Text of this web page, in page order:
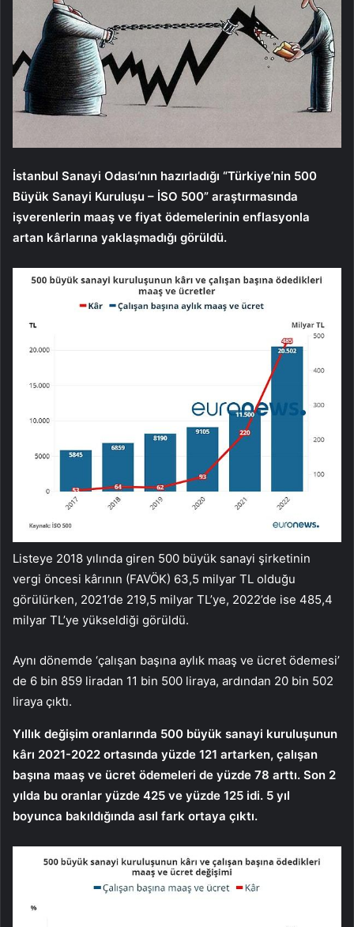
İstanbul Sanayi Odası’nın hazırladığı “Türkiye’nin 500
Büyük Sanayi Kuruluşu – İSO 500” araştırmasında
işverenlerin maaş ve fiyat ödemelerinin enflasyonla
artan kârlarına yaklaşmadığı görüldü.
Listeye 2018 yılında giren 500 büyük sanayi şirketinin
vergi öncesi kârının (FAVÖK) 63,5 milyar TL olduğu
görülürken, 2021’de 219,5 milyar TL’ye, 2022’de ise 485,4
milyar TL’ye yükseldiği görüldü.
Aynı dönemde ‘çalışan başına aylık maaş ve ücret ödemesi’
de 6 bin 859 liradan 11 bin 500 liraya, ardından 20 bin 502
liraya çıktı.
Yıllık değişim oranlarında 500 büyük sanayi kuruluşunun
kârı 2021-2022 ortasında yüzde 121 artarken, çalışan
başına maaş ve ücret ödemeleri de yüzde 78 arttı. Son 2
yılda bu oranlar yüzde 425 ve yüzde 125 idi. 5 yıl
boyunca bakıldığında asıl fark ortaya çıktı.